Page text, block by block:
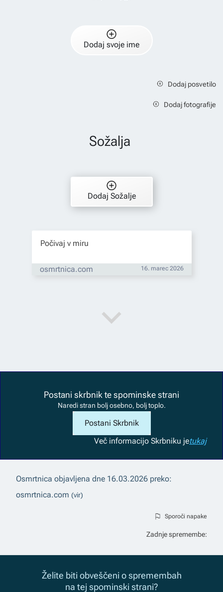
Dodaj svoje ime
Dodaj posvetilo
Dodaj fotografije
Sožalja
Dodaj Sožalje
Počivaj v miru
osmrtnica.com 16. marec 2026
Postani skrbnik te spominske strani
Naredi stran bolj osebno, bolj toplo.
Postani Skrbnik
Več informacijo Skrbniku jetukaj
Osmrtnica objavljena dne 16.03.2026 preko:
osmrtnica.com (vir)
Sporoči napake
Zadnje spremembe:
Želite biti obveščeni o spremembah
na tej spominski strani?